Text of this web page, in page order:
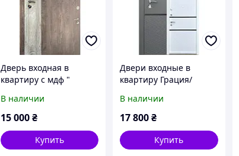
Дверь входная в
квартиру с мдф "
шумоизоляция/
металлические/
производителя
В наличии
15 000₴
Купить
Двери входные в
квартиру Грация/
двери с мдф
накладками
В наличии
17 800₴
Купить